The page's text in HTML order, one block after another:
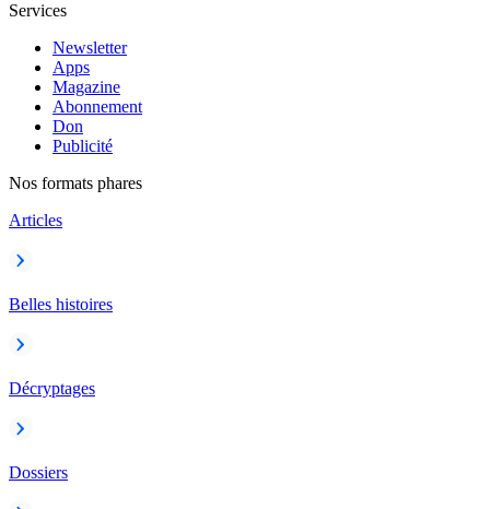
Services
Newsletter
Apps
Magazine
Abonnement
Don
Publicité
Nos formats phares
Articles
Belles histoires
Décryptages
Dossiers